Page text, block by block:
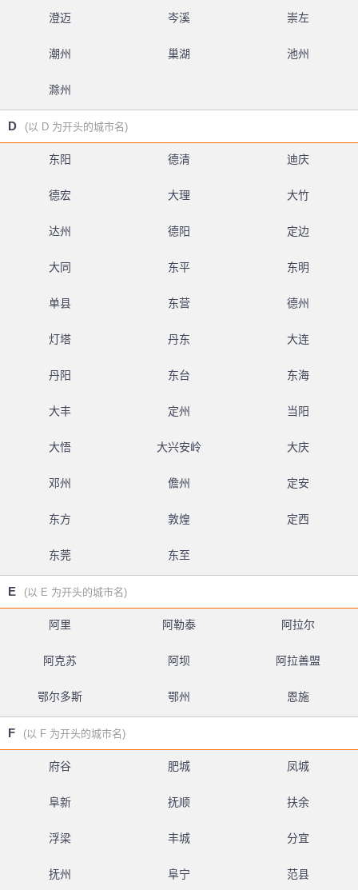
澄迈 岑溪 崇左
潮州 巢湖 池州
滁州
D (以 D 为开头的城市名)
东阳 德清 迪庆
德宏 大理 大竹
达州 德阳 定边
大同 东平 东明
单县 东营 德州
灯塔 丹东 大连
丹阳 东台 东海
大丰 定州 当阳
大悟 大兴安岭 大庆
邓州 儋州 定安
东方 敦煌 定西
东莞 东至
E (以 E 为开头的城市名)
阿里 阿勒泰 阿拉尔
阿克苏 阿坝 阿拉善盟
鄂尔多斯 鄂州 恩施
F (以 F 为开头的城市名)
府谷 肥城 凤城
阜新 抚顺 扶余
浮梁 丰城 分宜
抚州 阜宁 范县